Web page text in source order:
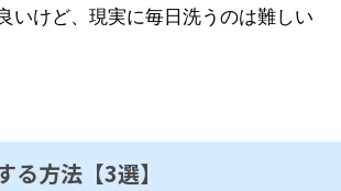
いけど、現実に毎日洗うのは難しい
る方法【3選】